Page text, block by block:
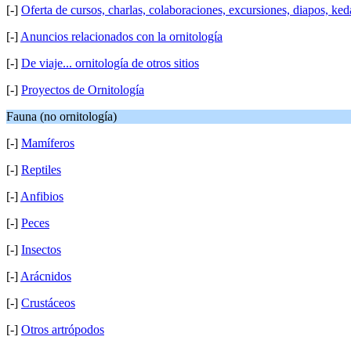
[-] Oferta de cursos, charlas, colaboraciones, excursiones, diapos,
[-] Anuncios relacionados con la ornitología
[-] De viaje... ornitología de otros sitios
[-] Proyectos de Ornitología
Fauna (no ornitología)
[-] Mamíferos
[-] Reptiles
[-] Anfibios
[-] Peces
[-] Insectos
[-] Arácnidos
[-] Crustáceos
[-] Otros artrópodos